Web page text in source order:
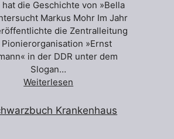
die Geschichte von »Bella
Markus Mohr Im Jahr
die Zentralleitung
»Ernst
in der DDR unter dem
Slogan…
Weiterlesen